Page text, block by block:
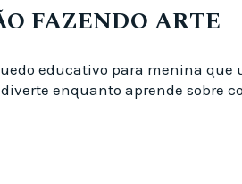
FAZENDO ARTE
educativo para menina
enquanto aprende sobre